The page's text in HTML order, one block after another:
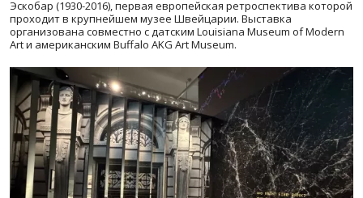
Эскобар (1930-2016), первая европейская ретроспектива которой
проходит в крупнейшем музее Швейцарии. Выставка
организована совместно с датским Louisiana Museum of Modern
Art и американским Buffalo AKG Art Museum.